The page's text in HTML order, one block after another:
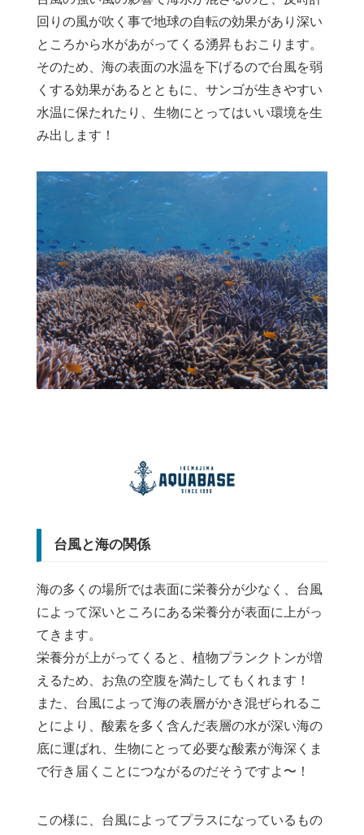
回りの風が吹く事で地球の自転の効果があり深い
ところから水があがってくる湧昇もおこります。
そのため、海の表面の水温を下げるので台風を弱
くする効果があるとともに、サンゴが生きやすい
水温に保たれたり、生物にとってはいい環境を生
み出します！
台風と海の関係
海の多くの場所では表面に栄養分が少なく、台風
によって深いところにある栄養分が表面に上がっ
てきます。
栄養分が上がってくると、植物プランクトンが増
えるため、お魚の空腹を満たしてもくれます！
また、台風によって海の表層がかき混ぜられるこ
とにより、酸素を多く含んだ表層の水が深い海の
底に運ばれ、生物にとって必要な酸素が海深くま
で行き届くことにつながるのだそうですよ〜！
この様に、台風によってプラスになっているもの